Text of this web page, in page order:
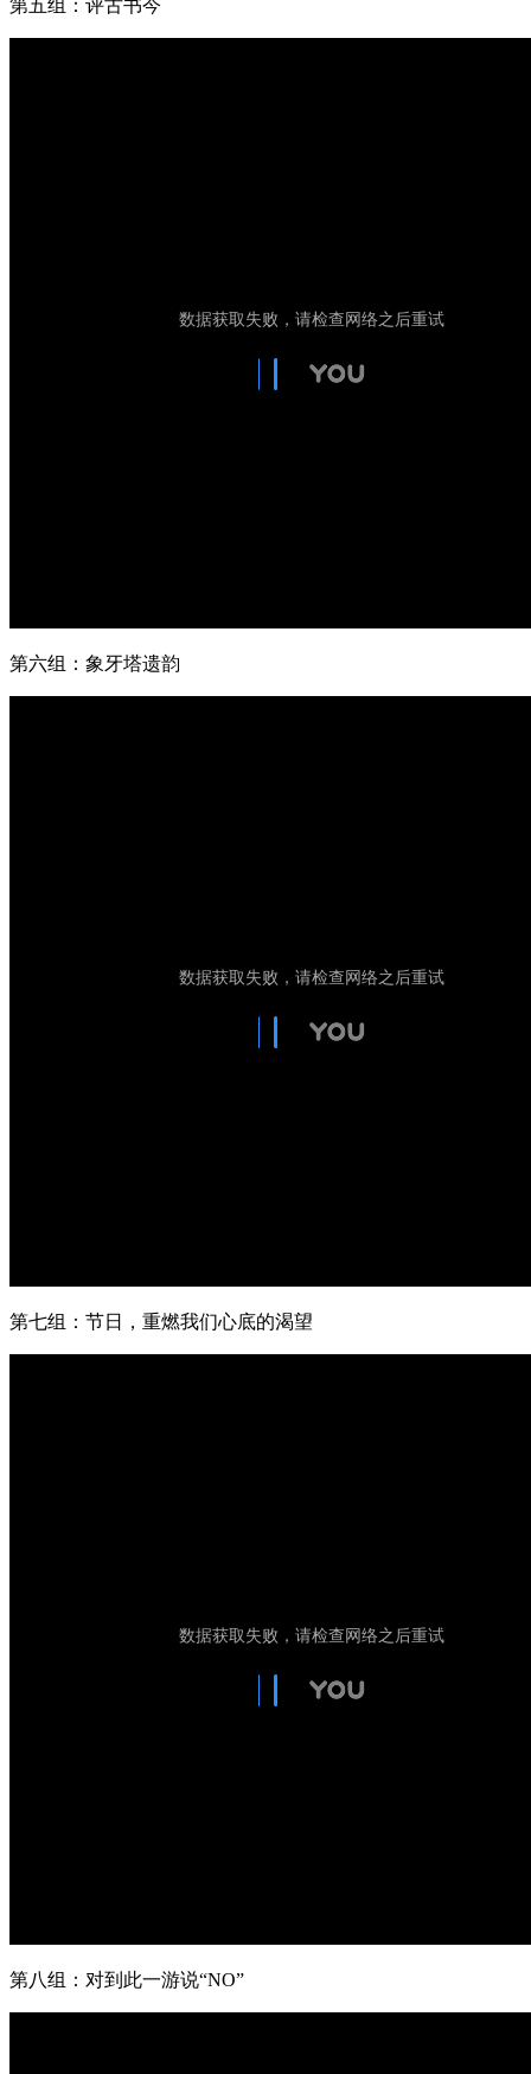
第五组：评古书今
第六组：象牙塔遗韵
第七组：节日，重燃我们心底的渴望
第八组：对到此一游说“NO”